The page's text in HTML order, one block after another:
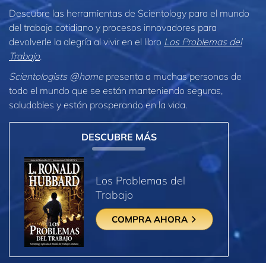
Descubre las herramientas de Scientology para el mundo
del trabajo cotidiano y procesos innovadores para
devolverle la alegría al vivir en el libro Los Problemas del
Trabajo.
Scientologists @home presenta a muchas personas de
todo el mundo que se están manteniendo seguras,
saludables y están prosperando en la vida.
DESCUBRE MÁS
Los Problemas del
Trabajo
COMPRA AHORA